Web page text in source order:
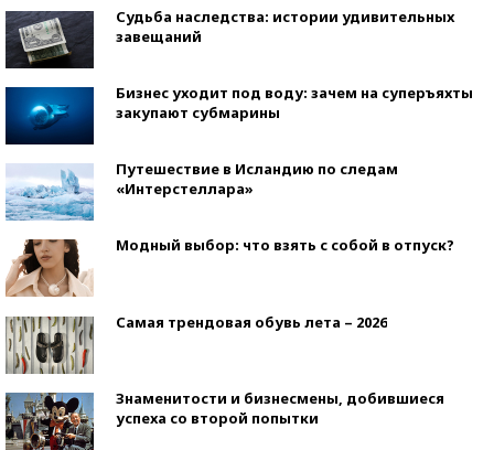
Судьба наследства: истории удивительных
завещаний
Бизнес уходит под воду: зачем на суперъяхты
закупают субмарины
Путешествие в Исландию по следам
«Интерстеллара»
Модный выбор: что взять с собой в отпуск?
Самая трендовая обувь лета – 2026
Знаменитости и бизнесмены, добившиеся
успеха со второй попытки